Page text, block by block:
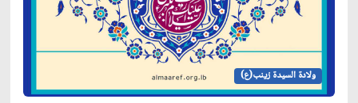
ولادة السيدة زينب(ع)